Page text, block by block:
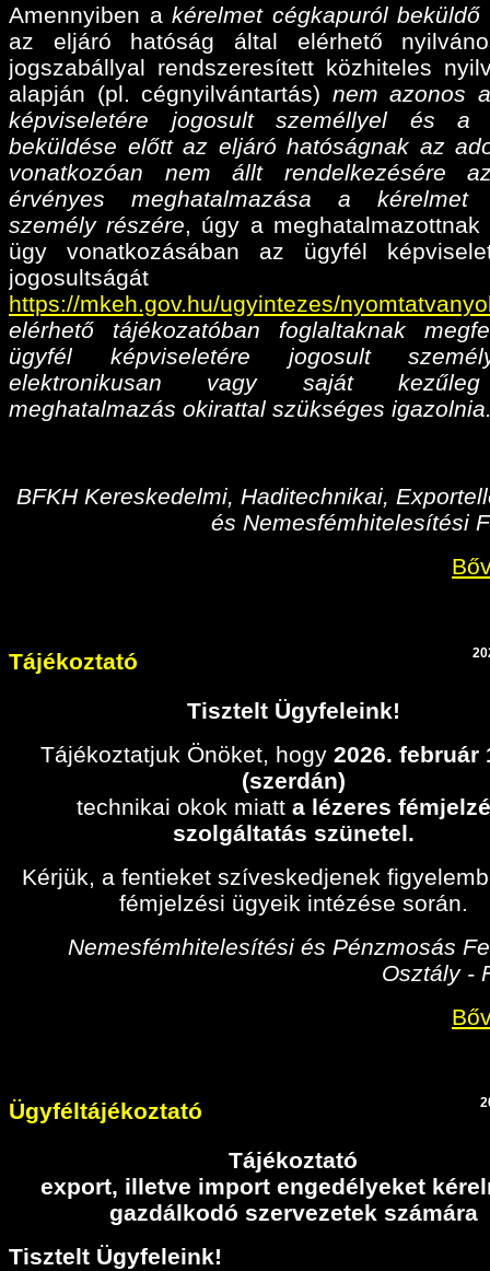
Amennyiben akérelmet cégkapuról beküldő
az eljáró hatóság által elérhető
jogszabállyal rendszeresített közhiteles
alapján (pl. cégnyilvántartás) nem azonos
képviseletére jogosult személlyel és a
beküldése előtt az eljáró hatóságnak az
vonatkozóan nem állt rendelkezésére
érvényes meghatalmazása
a kérelmet
személy részére, úgy a meghatalmazottnak
ügy vonatkozásában az ügyfél
https://mkeh.gov.hu/ugyintezes/
elérhető tájékozatóban foglaltaknak
ügyfél képviseletére jogosult
elektronikusan vagy saját
meghatalmazás okirattal szükséges
BFKH Kereskedelmi, Haditechnikai,
és Nemesfémhitelesítési
Tájékoztató
Tisztelt Ügyfeleink!
Tájékoztatjuk Önöket, hogy 2026. február
(szerdán)
technikai okok miatt a lézeres
szolgáltatás szünetel.
Kérjük, a fentieket szíveskedjenek
fémjelzési ügyeik intézése során.
Nemesfémhitelesítési és Pénzmosás
Osztály -
Ügyféltájékoztató
Tájékoztató
export, illetve import engedélyeket
gazdálkodó szervezetek számára
Tisztelt Ügyfeleink!